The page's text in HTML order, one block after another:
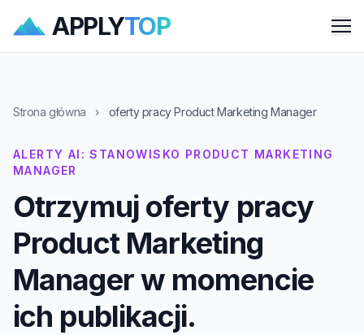
APPLYTOP
Strona główna › oferty pracy Product Marketing Manager
ALERTY AI: STANOWISKO PRODUCT MARKETING
MANAGER
Otrzymuj oferty pracy
Product Marketing
Manager w momencie
ich publikacji.